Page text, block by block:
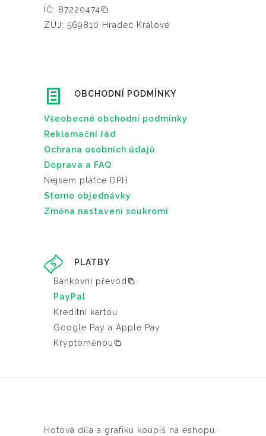
IČ: 87220474
ZÚJ: 569810 Hradec Králové
OBCHODNÍ PODMÍNKY
Všeobecné obchodní podmínky
Reklamační řád
Ochrana osobních údajů
Doprava a FAQ
Nejsem plátce DPH
Storno objednávky
Změna nastavení soukromí
PLATBY
Bankovní převod
PayPal
Kreditní kartou
Google Pay a Apple Pay
Kryptoměnou
Hotová díla a grafiku koupíš na eshopu.